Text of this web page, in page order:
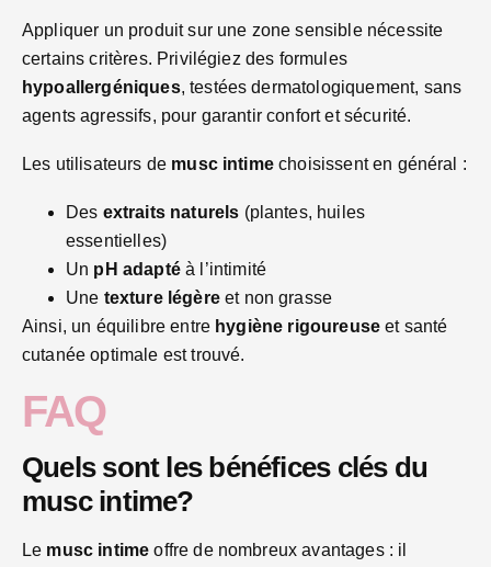
Appliquer un produit sur une zone sensible nécessite
certains critères. Privilégiez des formules
hypoallergéniques, testées dermatologiquement, sans
agents agressifs, pour garantir confort et sécurité.
Les utilisateurs de musc intimechoisissent en général :
Des extraits naturels (plantes, huiles
essentielles)
Un pH adaptéà l’intimité
Une texture légèreet non grasse
Ainsi, un équilibre entre hygiène rigoureuse et santé
cutanée optimale est trouvé.
FAQ
Quels sont les bénéfices clés du
musc intime?
Le musc intime offre de nombreux avantages : il